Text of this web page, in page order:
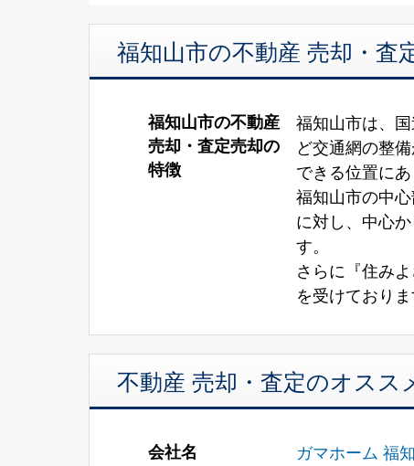
福知山市の不動産 売却・査
福知山市の不動産
売却・査定売却の
特徴
福知山市は、
ど交通網の整
できる位置にあ
福知山市の中
に対し、中心
す。
さらに『住み
を受けておりま
不動産 売却・査定のオスス
会社名 ガマホーム 福